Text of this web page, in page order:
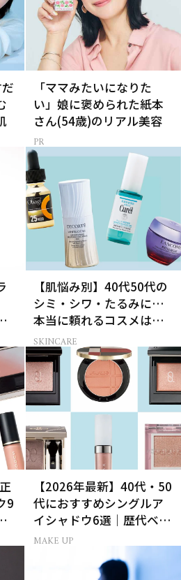
「ママみたいになりた
い」娘に褒められた紙本
さん(54歳)のリアル美容
【肌悩み別】40代50代の
シミ・シワ・たるみに…
本当に頼れるコスメは？
ベスコス受賞スキンケア
21選
SKINCARE
9
【2026年最新】40代・50
代におすすめシングルア
イシャドウ6選｜歴代ベス
トコスメ受賞まとめ
MAKE UP